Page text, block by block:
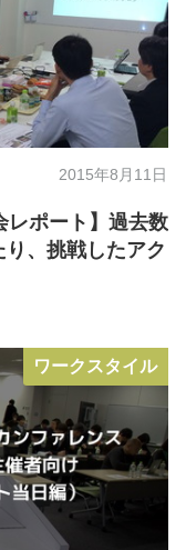
2015年8月11日
レポート】過去数
、挑戦したアク
ワークスタイル